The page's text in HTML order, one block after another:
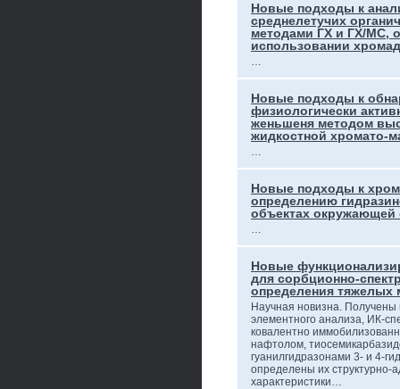
Новые подходы к
среднелетучих
методами ГХ и ГХ/МС,
использовании
…
Новые подходы к
физиологически
женьшеня методом
жидкостной хромато-
…
Новые подходы к
определению
объектах окружающей
…
Новые
для сорбционно-
определения тяжелых
Научная новизна.
элементного анализа, ИК-
ковалентно
нафтолом,
гуанилгидразонами 3- и 4-
определены их структурно-
характеристики…